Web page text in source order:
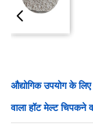
औद्योगिक उपयोग के
वाला हॉट मेल्ट चिपकने